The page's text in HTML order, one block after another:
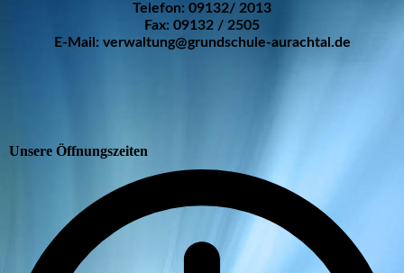
Telefon: 09132/ 2013
Fax: 09132 / 2505
E-Mail: verwaltung@grundschule-aurachtal.de
Unsere Öffnungszeiten